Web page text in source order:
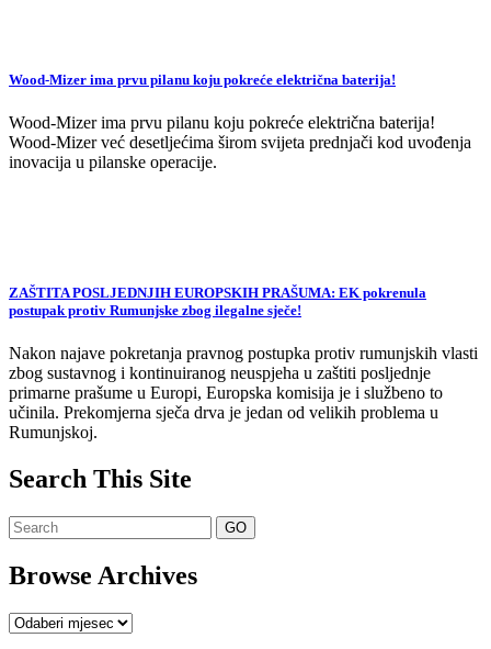
Wood-Mizer ima prvu pilanu koju pokreće električna baterija!
Wood-Mizer ima prvu pilanu koju pokreće električna baterija!
Wood-Mizer već desetljećima širom svijeta prednjači kod uvođenja
inovacija u pilanske operacije.
ZAŠTITA POSLJEDNJIH EUROPSKIH PRAŠUMA: EK pokrenula
postupak protiv Rumunjske zbog ilegalne sječe!
Nakon najave pokretanja pravnog postupka protiv rumunjskih vlasti
zbog sustavnog i kontinuiranog neuspjeha u zaštiti posljednje
primarne prašume u Europi, Europska komisija je i službeno to
učinila. Prekomjerna sječa drva je jedan od velikih problema u
Rumunjskoj.
Search This Site
Browse Archives
Browse